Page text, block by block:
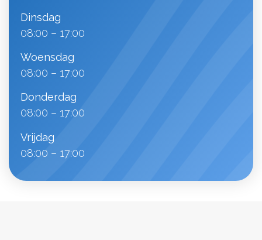
Dinsdag
08:00 – 17:00
Woensdag
08:00 – 17:00
Donderdag
08:00 – 17:00
Vrijdag
08:00 – 17:00